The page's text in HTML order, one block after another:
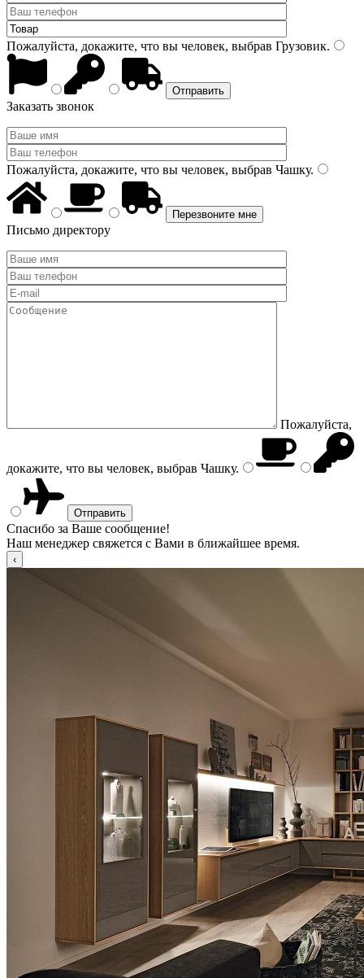
Пожалуйста, докажите, что вы человек, выбрав Грузовик.
Заказать звонок
Пожалуйста, докажите, что вы человек, выбрав Чашку.
Письмо директору
Пожалуйста,
докажите, что вы человек, выбрав Чашку.
Спасибо за Ваше сообщение!
Наш менеджер свяжется с Вами в ближайшее время.